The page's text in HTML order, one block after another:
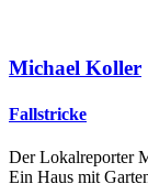
Michael Koller
Fallstricke
Der Lokalreporter
Ein Haus mit